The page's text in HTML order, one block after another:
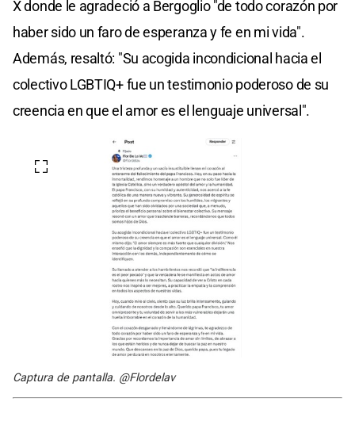
X donde le agradeció a Bergoglio "de todo corazón por
haber sido un faro de esperanza y fe en mi vida".
Además, resaltó: "Su acogida incondicional hacia el
colectivo LGBTIQ+ fue un testimonio poderoso de su
creencia en que el amor es el lenguaje universal".
Captura de pantalla. @Flordelav